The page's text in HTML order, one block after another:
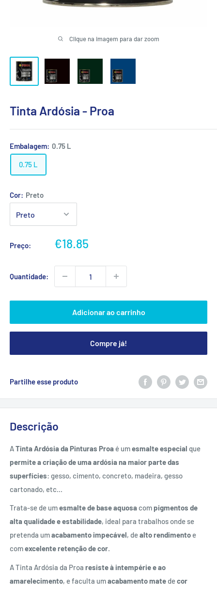
Clique na imagem para dar zoom
Tinta Ardósia - Proa
Embalagem: 0.75 L
0.75 L
Cor: Preto
Preço:
Preço
€18.85
Quantidade:
Adicionar ao carrinho
Compre já!
Partilhe esse produto
Descrição
ATinta Ardósia da Pinturas Proa é umesmalte especial que
permite a criação de uma ardósia na maior parte das
superfícies: gesso, cimento, concreto, madeira, gesso
cartonado, etc...
Trata-se de umesmalte de base aquosa compigmentos de
alta qualidade e estabilidade, ideal para trabalhos onde se
pretenda umacabamento impecável, dealto rendimento e
comexcelente retenção de cor.
A Tinta Ardósia da Proa resiste à intempérie e ao
amarelecimento, e faculta umacabamento mate decor